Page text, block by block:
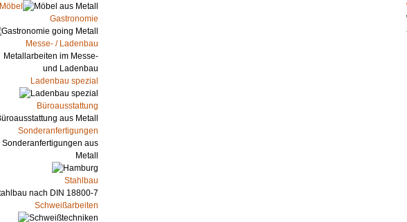
Möbel
Gastronomie
Messe- / Ladenbau
Ladenbau spezial
Büroausstattung
Sonderanfertigungen
Stahlbau
Schweißarbeiten